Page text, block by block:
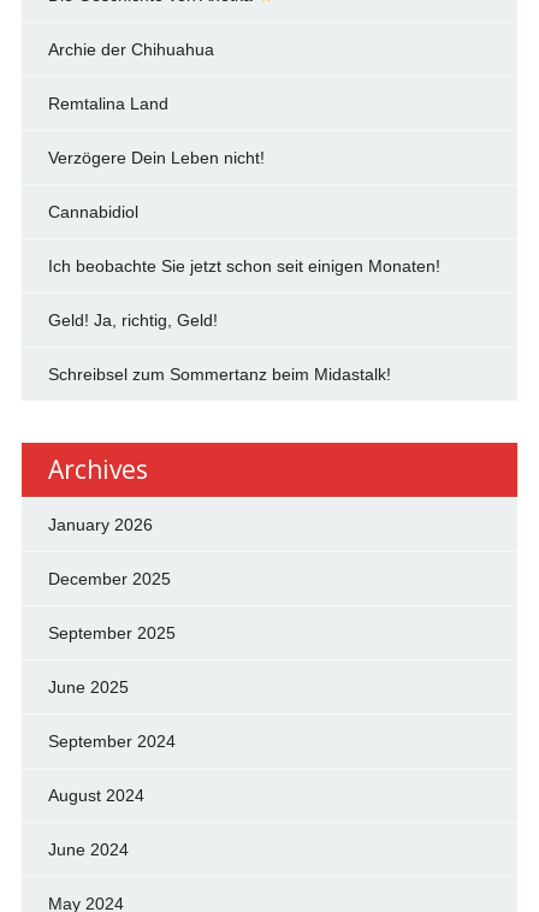
Archie der Chihuahua
Remtalina Land
Verzögere Dein Leben nicht!
Cannabidiol
Ich beobachte Sie jetzt schon seit einigen Monaten!
Geld! Ja, richtig, Geld!
Schreibsel zum Sommertanz beim Midastalk!
Archives
January 2026
December 2025
September 2025
June 2025
September 2024
August 2024
June 2024
May 2024